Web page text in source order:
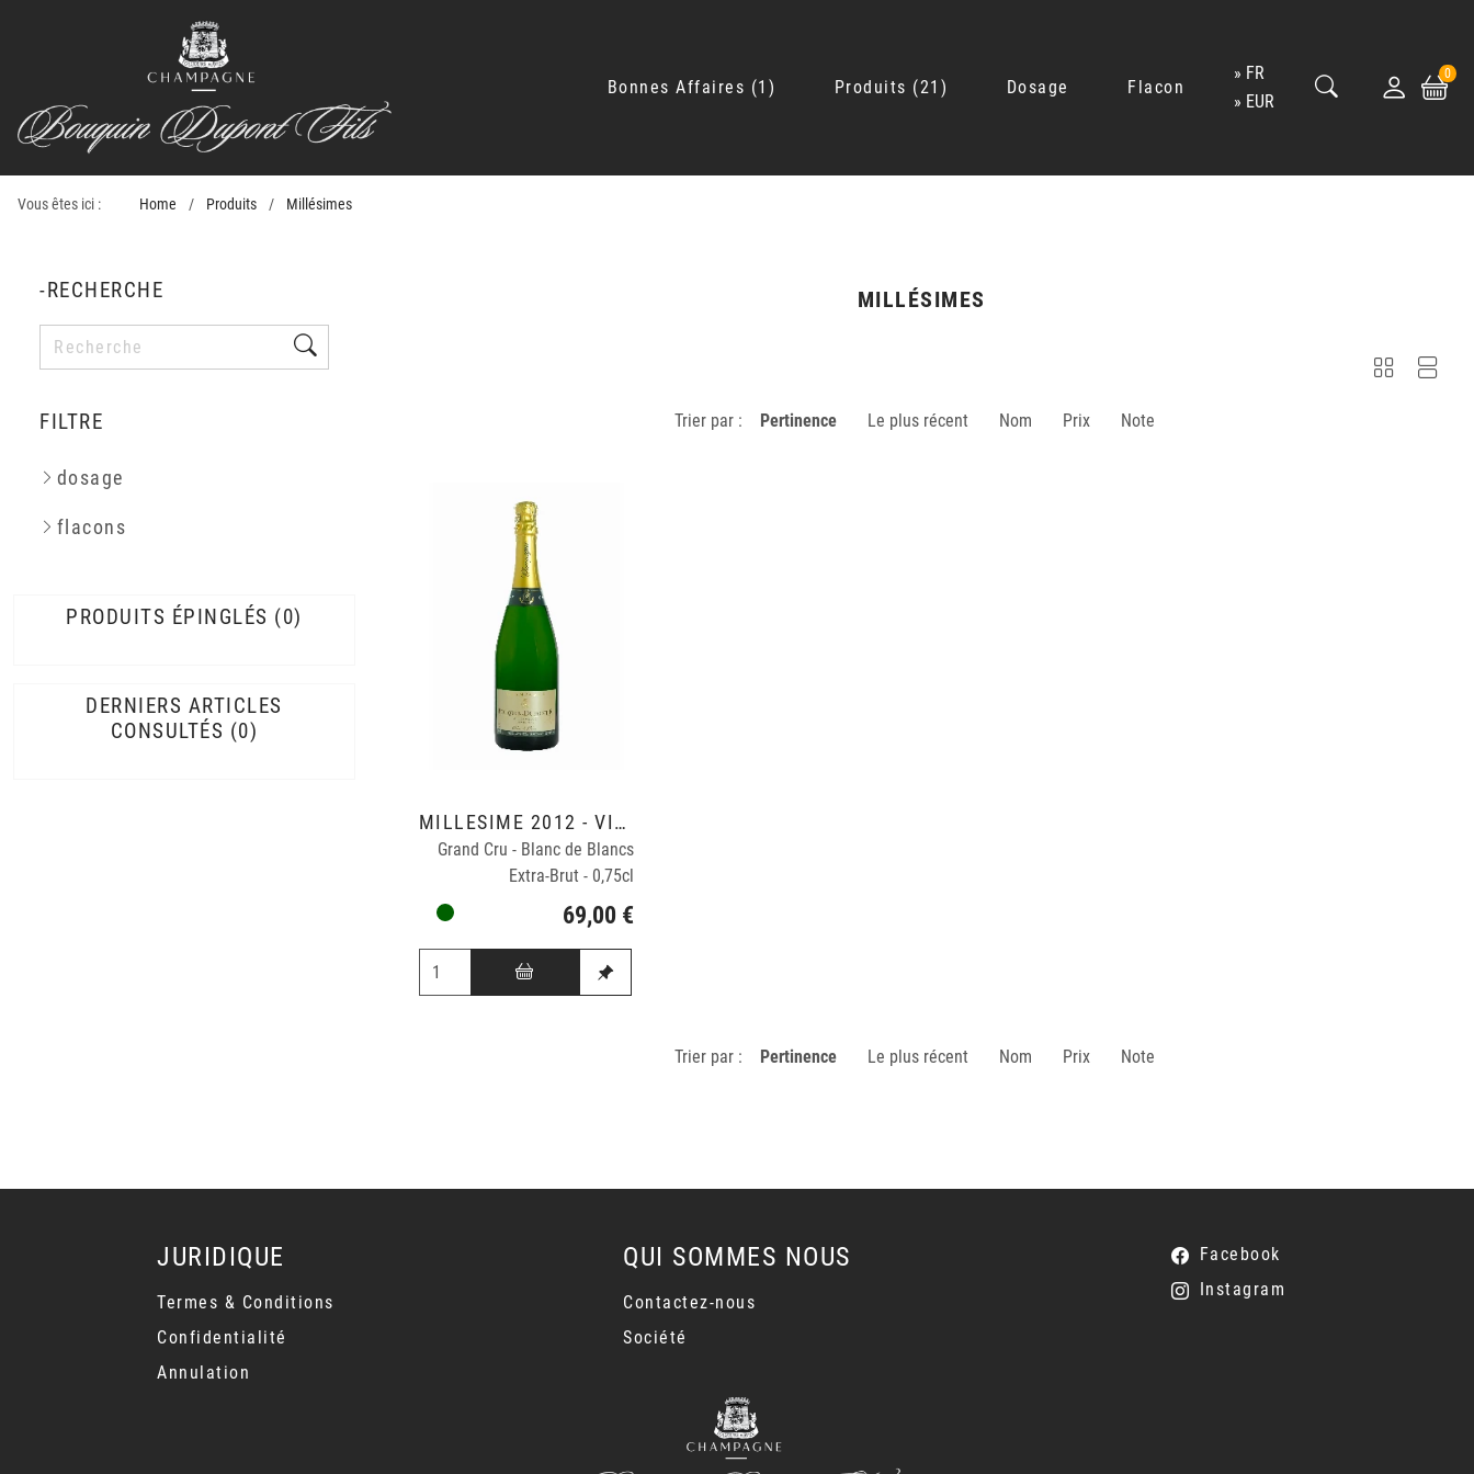
Bonnes Affaires 1 Produits 21 Dosage Flacon
FR
EUR
0
Vous êtes ici : Home Produits Millésimes
-RECHERCHE
FILTRE
dosage
flacons
PRODUITS ÉPINGLÉS 0
DERNIERS ARTICLES
CONSULTÉS
0
MILLÉSIMES
Trier par : Pertinence Le plus récent Nom Prix Note
MILLÉSIME 2012 - VINIFICATION CUVE INOX
Grand Cru - Blanc de Blancs
Extra-Brut - 0,75cl
69,00 €
Trier par : Pertinence Le plus récent Nom Prix Note
JURIDIQUE
Termes & Conditions
Confidentialité
Annulation
QUI SOMMES NOUS
Contactez-nous
Société
Facebook
Instagram